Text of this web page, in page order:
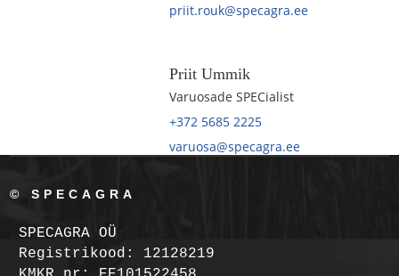
priit.rouk@specagra.ee
Priit Ummik
Varuosade SPECialist
+372 5685 2225
varuosa@specagra.ee
© SPECAGRA
SPECAGRA OÜ
Registrikood: 12128219